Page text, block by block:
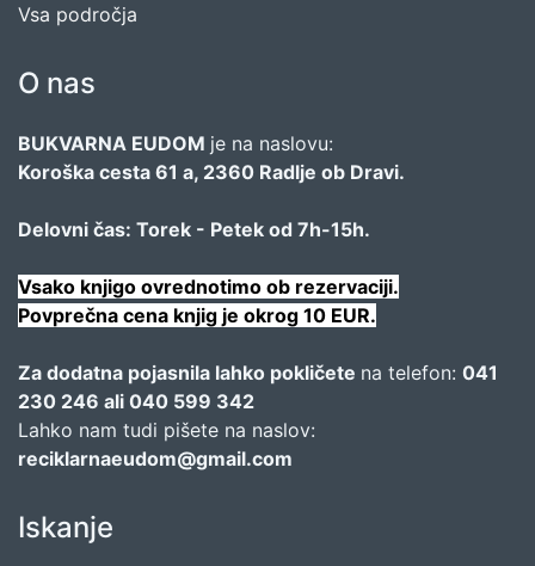
Vsa področja
O nas
BUKVARNA EUDOM je na naslovu:
Koroška cesta 61 a, 2360 Radlje ob Dravi.
Delovni čas: Torek - Petek od 7h-15h.
Vsako knjigo ovrednotimo ob rezervaciji.
Povprečna cena knjig je okrog 10 EUR.
Za dodatna pojasnila lahko pokličete na telefon: 041
230 246 ali 040 599 342
Lahko nam tudi pišete na naslov:
reciklarnaeudom@gmail.com
Iskanje